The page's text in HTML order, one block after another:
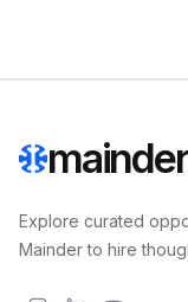
mainder
Explore curated
Mainder to hire